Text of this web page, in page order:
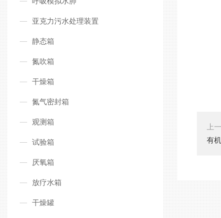
亚克力污水处理装置
静态箱
氮吹箱
干燥箱
氮气密封箱
观测箱
试验箱
厌氧箱
放疗水箱
干燥罐
上
有